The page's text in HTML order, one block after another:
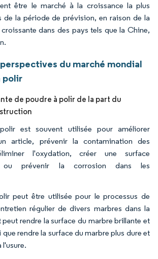
être le marché à la croissance la plus
de la période de prévision, en raison de la
dans des pays tels que la Chine,
du marché mondial
polir
de poudre à polir de la part du
est souvent utilisée pour améliorer
article, prévenir la contamination des
l'oxydation, créer une surface
ou prévenir la corrosion dans les
peut être utilisée pour le processus de
régulier de divers marbres dans la
rendre la surface du marbre brillante et
que rendre la surface du marbre plus dure et
l'usure.